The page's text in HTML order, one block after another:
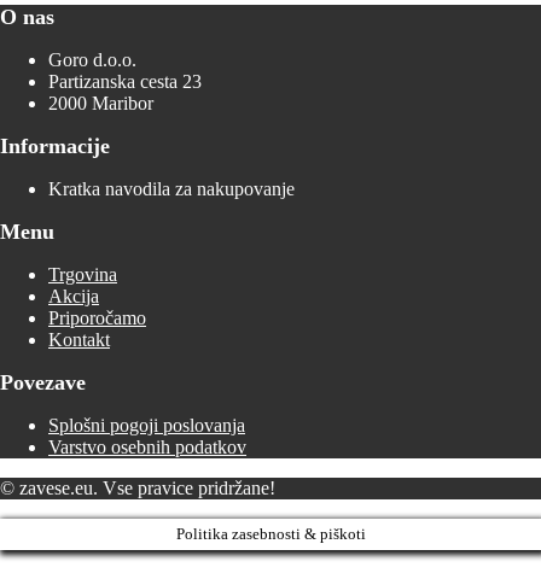
O nas
Goro d.o.o.
Partizanska cesta 23
2000 Maribor
Informacije
Kratka navodila za nakupovanje
Menu
Trgovina
Akcija
Priporočamo
Kontakt
Povezave
Splošni pogoji poslovanja
Varstvo osebnih podatkov
© zavese.eu. Vse pravice pridržane!
Politika zasebnosti & piškoti